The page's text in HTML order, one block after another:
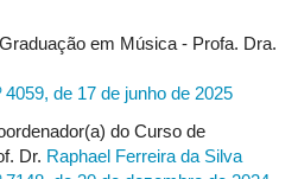
em Música - Profa. Dra.
de 17 de junho de 2025
do Curso de
Dr. Raphael Ferreira da Silva